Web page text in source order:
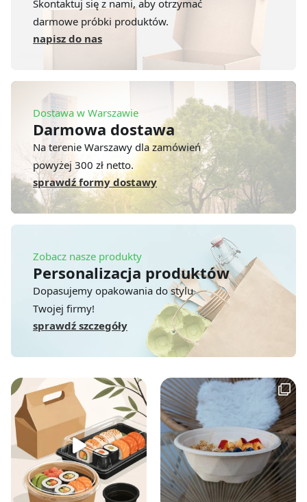
Skontaktuj się z nami, aby otrzymać
darmowe próbki produktów.
napisz do nas
Dostawa w Warszawie
Darmowa dostawa
Na terenie Warszawy dla zamówień
powyżej 300 zł netto.
sprawdź formy dostawy
Zobacz nasze produkty
Personalizacja produktów
Dopasujemy opakowania do stylu
Twojej firmy!
sprawdź szczegóły